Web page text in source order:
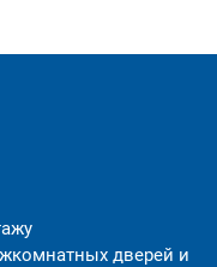
дверей и